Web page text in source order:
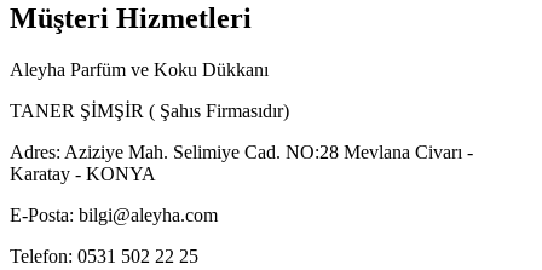
Müşteri Hizmetleri
Aleyha Parfüm ve Koku Dükkanı
TANER ŞİMŞİR ( Şahıs Firmasıdır)
Adres: Aziziye Mah. Selimiye Cad. NO:28 Mevlana Civarı -
Karatay - KONYA
E-Posta: bilgi@aleyha.com
Telefon: 0531 502 22 25